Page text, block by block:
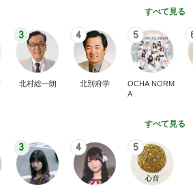
すべて見る
3
北村総一朗
4
北別府学
5
OCHA NORM
A
すべて見る
3 4 5